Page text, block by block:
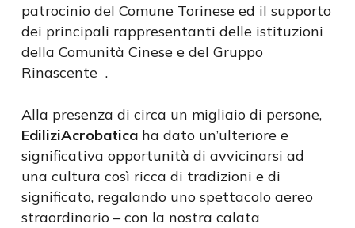
patrocinio del Comune Torinese ed il supporto
dei principali rappresentanti delle istituzioni
della Comunità Cinese e del Gruppo
Rinascente .
Alla presenza di circa un migliaio di persone,
EdiliziAcrobaticaha dato un’ulteriore e
significativa opportunità di avvicinarsi ad
una cultura così ricca di tradizioni e di
significato, regalando uno spettacolo aereo
straordinario – con la nostra calata